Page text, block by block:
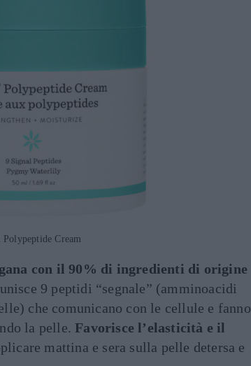
Cream
con il 90% di ingredienti di origine
9 peptidi “segnale” (amminoacidi
che comunicano con le cellule e fanno
la pelle. Favorisce l’elasticità e il
mattina e sera sulla pelle detersa e